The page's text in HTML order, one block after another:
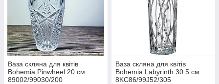
Ваза скляна для квітів
Bohemia Pinwheel 20 см
89002/99030/200
Ваза скляна для квітів
Bohemia Labyrinth 30.5 см
8KC86/99J52/305